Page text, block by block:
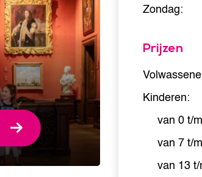
Zondag:
Prijzen
Kinderen:
van 0 t/
van 7 t/
van 13